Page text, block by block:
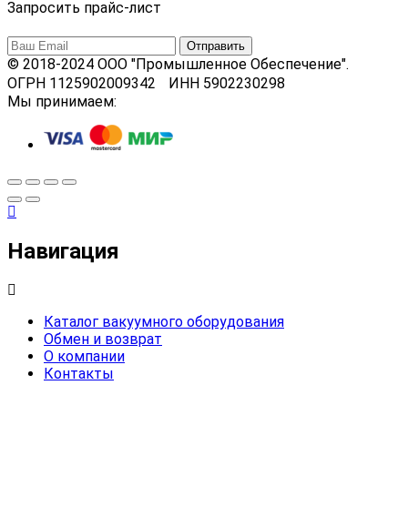
Запросить прайс-лист
© 2018-2024 ООО "Промышленное Обеспечение".
ОГРН 1125902009342 ИНН 5902230298
Мы принимаем:
Навигация
Каталог вакуумного оборудования
Обмен и возврат
О компании
Контакты